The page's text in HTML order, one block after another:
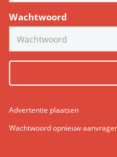
Wachtwoord
Advertentie plaatsen
Wachtwoord opnieuw